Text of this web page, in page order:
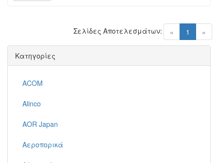
« 1 (current)
»
Σελίδες Αποτελεσμάτων:
Κατηγορίες
ACOM
Alinco
AOR Japan
Αεροπορικά